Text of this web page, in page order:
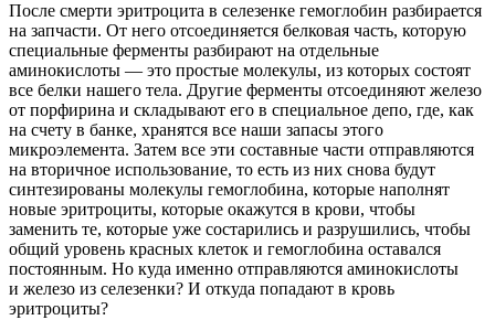
После смерти эритроцита в селезенке гемоглобин разбирается
на запчасти. От него отсоединяется белковая часть, которую
специальные ферменты разбирают на отдельные
аминокислоты — это простые молекулы, из которых состоят
все белки нашего тела. Другие ферменты отсоединяют железо
от порфирина и складывают его в специальное депо, где, как
на счету в банке, хранятся все наши запасы этого
микроэлемента. Затем все эти составные части отправляются
на вторичное использование, то есть из них снова будут
синтезированы молекулы гемоглобина, которые наполнят
новые эритроциты, которые окажутся в крови, чтобы
заменить те, которые уже состарились и разрушились, чтобы
общий уровень красных клеток и гемоглобина оставался
постоянным. Но куда именно отправляются аминокислоты
и железо из селезенки? И откуда попадают в кровь
эритроциты?